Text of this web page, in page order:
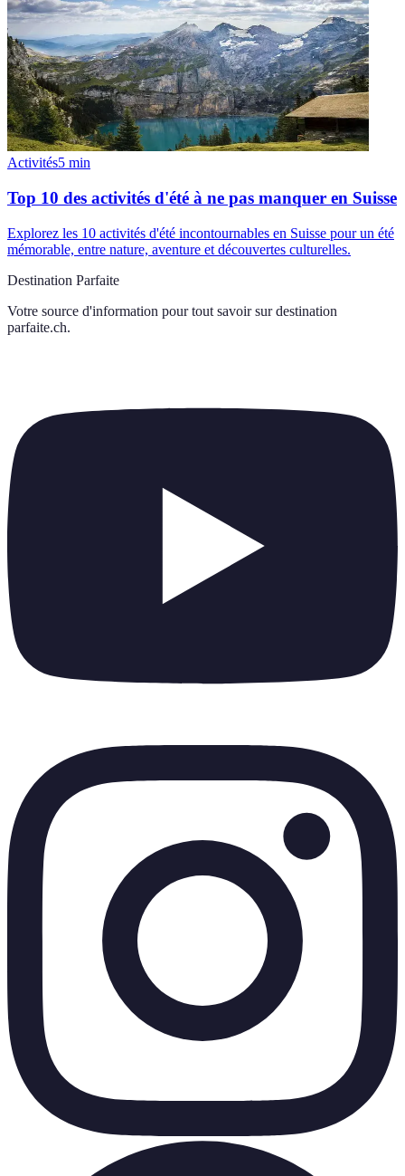
Activités5 min
Top 10 des activités d'été à ne pas manquer en Suisse
Explorez les 10 activités d'été incontournables en Suisse pour un été
mémorable, entre nature, aventure et découvertes culturelles.
Destination Parfaite
Votre source d'information pour tout savoir sur destination
parfaite.ch.